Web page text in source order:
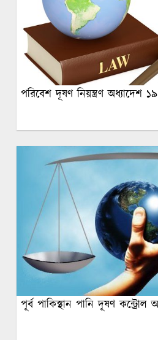
পরিবেশ দূষণ নিয়ন্ত্রণ অধ্যাদেশ
পূর্ব পাকিস্থান পানি দূষণ কন্ট্রোল